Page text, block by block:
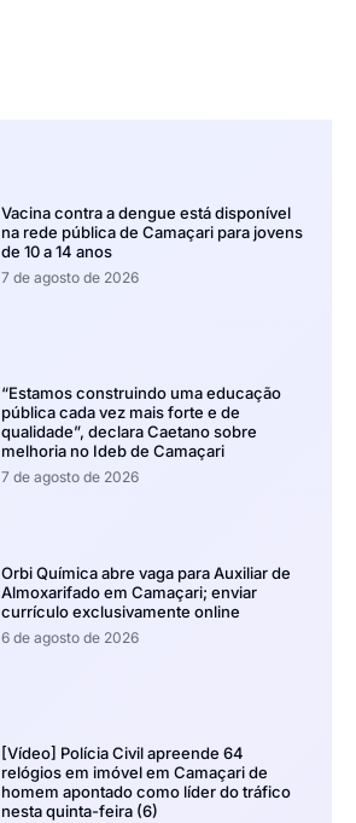
Vacina contra a dengue está disponível
na rede pública de Camaçari para jovens
de 10 a 14 anos
7 de agosto de 2026
“Estamos construindo uma educação
pública cada vez mais forte e de
qualidade”, declara Caetano sobre
melhoria no Ideb de Camaçari
7 de agosto de 2026
Orbi Química abre vaga para Auxiliar de
Almoxarifado em Camaçari; enviar
currículo exclusivamente online
6 de agosto de 2026
[Vídeo] Polícia Civil apreende 64
relógios em imóvel em Camaçari de
homem apontado como líder do tráfico
nesta quinta-feira (6)